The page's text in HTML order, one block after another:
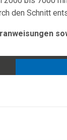
den Schnitt